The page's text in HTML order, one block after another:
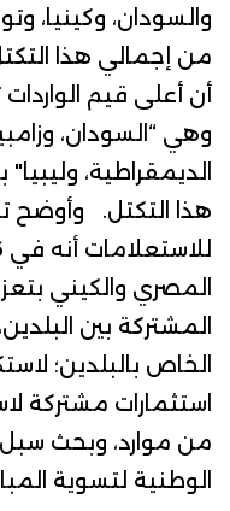
من إجمالي هذا
وهي “السودان،
هذا التكتل.
وأوضح
للاستعلامات أنه في 26 يونيو 2023،
المصري والكيني
المشتركة بين
الخاص بالبلدين؛
استثمارات مشتركة
من موارد، وبحث
الوطنية لتسوية